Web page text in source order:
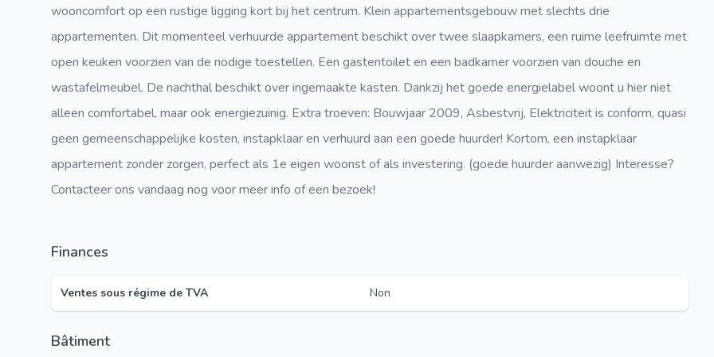
wooncomfort op een rustige ligging kort bij het centrum. Klein appartementsgebouw met slechts drie
appartementen. Dit momenteel verhuurde appartement beschikt over twee slaapkamers, een ruime leefruimte met
open keuken voorzien van de nodige toestellen. Een gastentoilet en een badkamer voorzien van douche en
wastafelmeubel. De nachthal beschikt over ingemaakte kasten. Dankzij het goede energielabel woont u hier niet
alleen comfortabel, maar ook energiezuinig. Extra troeven: Bouwjaar 2009, Asbestvrij, Elektriciteit is conform, quasi
geen gemeenschappelijke kosten, instapklaar en verhuurd aan een goede huurder! Kortom, een instapklaar
appartement zonder zorgen, perfect als 1e eigen woonst of als investering. (goede huurder aanwezig) Interesse?
Contacteer ons vandaag nog voor meer info of een bezoek!
Finances
Ventes sous régime de TVA Non
Bâtiment